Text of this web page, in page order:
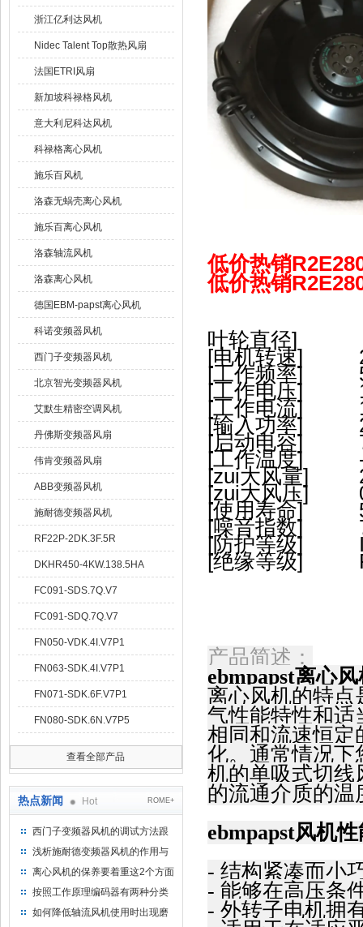
浙江亿利达风机
Nidec Talent Top散热风扇
法国ETRI风扇
新加坡科禄格风机
意大利尼科达风机
科禄格离心风机
施乐百风机
洛森无蜗壳离心风机
施乐百离心风机
洛森轴流风机
洛森离心风机
德国EBM-papst离心风机
科诺变频器风机
西门子变频器风机
北京智光变频器风机
艾默生精密空调风机
丹佛斯变频器风扇
伟肯变频器风扇
ABB变频器风机
施耐德变频器风机
RF22P-2DK.3F.5R
DKHR450-4KW.138.5HA
FC091-SDS.7Q.V7
FC091-SDQ.7Q.V7
FN050-VDK.4I.V7P1
FN063-SDK.4I.V7P1
FN071-SDK.6F.V7P1
FN080-SDK.6N.V7P5
查看全部产品
热点新闻 Hot ROME+
西门子变频器风机的调试方法跟
步骤
浅析施耐德变频器风机的作用与
意义所在
离心风机的保养要着重这2个方面
按照工作原理编码器有两种分类
如何降低轴流风机使用时出现磨
低价热销
低价热销
叶轮直径]
[电机转速]
[工作频率]
[工作电压]
[工作电流]
[输入功率]
[启动电容]
[工作温度]
[zui大风量]
[zui大风压]
[使用寿命]
[噪音指数]
[防护等级]
[绝缘等级]
产品简述：
ebmpapst离心
离心风机的特点
气性能特性和适
相同和流速恒定
化。通常情况下
机的单吸式切线
的流通介质的温
ebmpapst风机
- 结构紧凑而小
- 能够在高压条
- 外转子电机拥